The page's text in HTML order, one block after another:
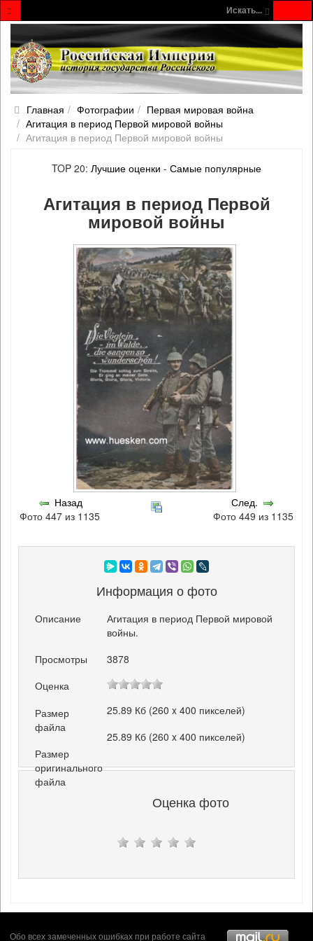
Искать...
Главная Фотографии
Первая мировая война
Агитация в период Первой мировой войны
Агитация в период Первой мировой войны
TOP 20: Лучшие оценки - Самые популярные
Агитация в период Первой
мировой войны
Назад
Фото 447 из 1135
След.
Фото 449 из 1135
Информация о фото
Описание
Агитация в период Первой мировой
войны.
Просмотры
3878
Оценка
Размер
файла
25.89 Кб (260 x 400 пикселей)
Размер
оригинального
файла
25.89 Кб (260 x 400 пикселей)
Оценка фото
Обо всех замеченных ошибках при работе сайта